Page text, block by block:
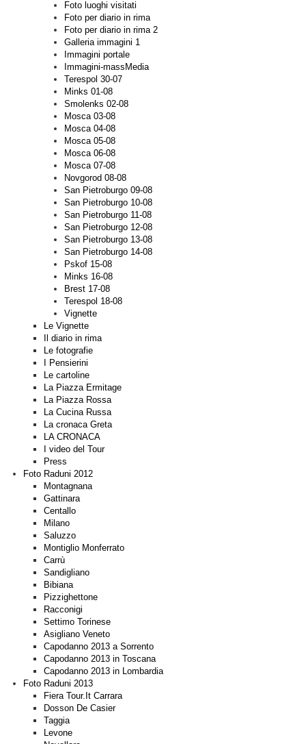
Foto luoghi visitati
Foto per diario in rima
Foto per diario in rima 2
Galleria immagini 1
Immagini portale
Immagini-massMedia
Terespol 30-07
Minks 01-08
Smolenks 02-08
Mosca 03-08
Mosca 04-08
Mosca 05-08
Mosca 06-08
Mosca 07-08
Novgorod 08-08
San Pietroburgo 09-08
San Pietroburgo 10-08
San Pietroburgo 11-08
San Pietroburgo 12-08
San Pietroburgo 13-08
San Pietroburgo 14-08
Pskof 15-08
Minks 16-08
Brest 17-08
Terespol 18-08
Vignette
Le Vignette
Il diario in rima
Le fotografie
I Pensierini
Le cartoline
La Piazza Ermitage
La Piazza Rossa
La Cucina Russa
La cronaca Greta
LA CRONACA
I video del Tour
Press
Foto Raduni 2012
Montagnana
Gattinara
Centallo
Milano
Saluzzo
Montiglio Monferrato
Carrù
Sandigliano
Bibiana
Pizzighettone
Racconigi
Settimo Torinese
Asigliano Veneto
Capodanno 2013 a Sorrento
Capodanno 2013 in Toscana
Capodanno 2013 in Lombardia
Foto Raduni 2013
Fiera Tour.It Carrara
Dosson De Casier
Taggia
Levone